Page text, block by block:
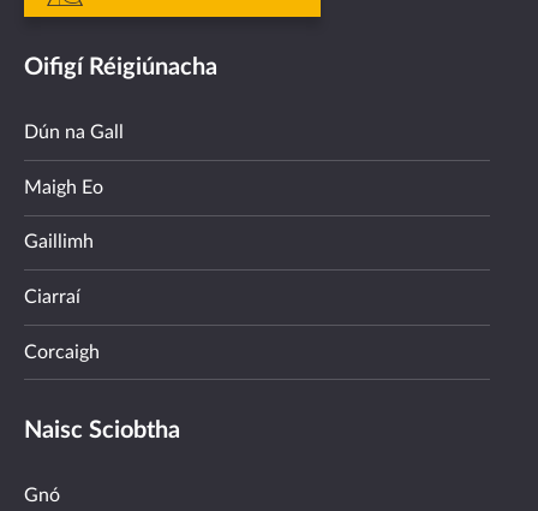
Oifigí Réigiúnacha
Dún na Gall
Maigh Eo
Gaillimh
Ciarraí
Corcaigh
Naisc Sciobtha
Gnó